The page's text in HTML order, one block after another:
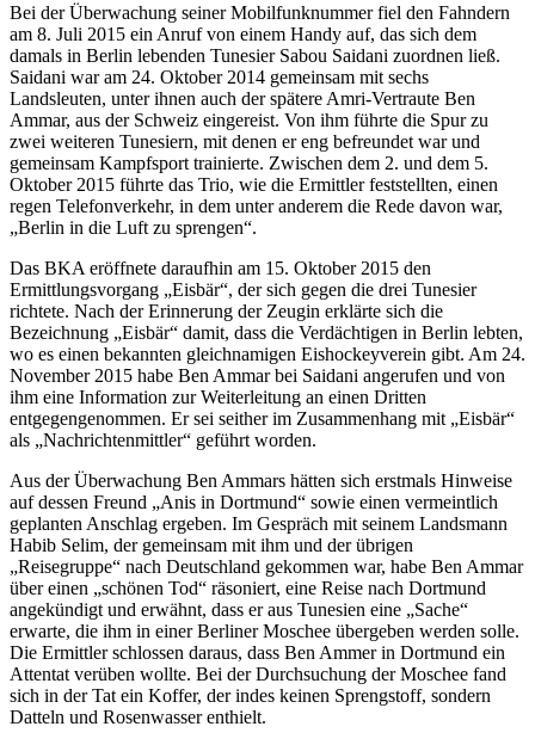
Bei der Überwachung seiner Mobilfunknummer fiel den Fahndern
am 8. Juli 2015 ein Anruf von einem Handy auf, das sich dem
damals in Berlin lebenden Tunesier Sabou Saidani zuordnen ließ.
Saidani war am 24. Oktober 2014 gemeinsam mit sechs
Landsleuten, unter ihnen auch der spätere Amri-Vertraute Ben
Ammar, aus der Schweiz eingereist. Von ihm führte die Spur zu
zwei weiteren Tunesiern, mit denen er eng befreundet war und
gemeinsam Kampfsport trainierte. Zwischen dem 2. und dem 5.
Oktober 2015 führte das Trio, wie die Ermittler feststellten, einen
regen Telefonverkehr, in dem unter anderem die Rede davon war,
„Berlin in die Luft zu sprengen“.
Das BKA eröffnete daraufhin am 15. Oktober 2015 den
Ermittlungsvorgang „Eisbär“, der sich gegen die drei Tunesier
richtete. Nach der Erinnerung der Zeugin erklärte sich die
Bezeichnung „Eisbär“ damit, dass die Verdächtigen in Berlin lebten,
wo es einen bekannten gleichnamigen Eishockeyverein gibt. Am 24.
November 2015 habe Ben Ammar bei Saidani angerufen und von
ihm eine Information zur Weiterleitung an einen Dritten
entgegengenommen. Er sei seither im Zusammenhang mit „Eisbär“
als „Nachrichtenmittler“ geführt worden.
Aus der Überwachung Ben Ammars hätten sich erstmals Hinweise
auf dessen Freund „Anis in Dortmund“ sowie einen vermeintlich
geplanten Anschlag ergeben. Im Gespräch mit seinem Landsmann
Habib Selim, der gemeinsam mit ihm und der übrigen
„Reisegruppe“ nach Deutschland gekommen war, habe Ben Ammar
über einen „schönen Tod“ räsoniert, eine Reise nach Dortmund
angekündigt und erwähnt, dass er aus Tunesien eine „Sache“
erwarte, die ihm in einer Berliner Moschee übergeben werden solle.
Die Ermittler schlossen daraus, dass Ben Ammer in Dortmund ein
Attentat verüben wollte. Bei der Durchsuchung der Moschee fand
sich in der Tat ein Koffer, der indes keinen Sprengstoff, sondern
Datteln und Rosenwasser enthielt.